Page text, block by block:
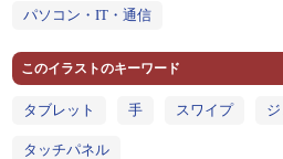
パソコン・IT・通信
このイラストのキーワード
タブレット 手 スワイプ
タッチパネル